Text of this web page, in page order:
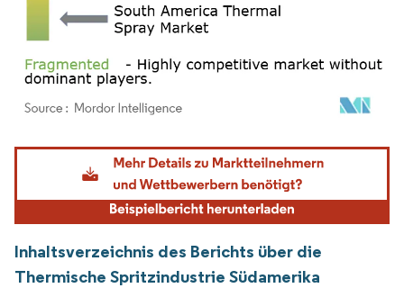
Bild © Mordor Intelligence. Wiederverwendung erfordert Namensnennung gemäß
Inhaltsverzeichnis des Berichts über die
Thermische Spritzindustrie Südamerika